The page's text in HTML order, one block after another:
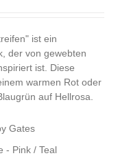
ist ein
der von gewebten
ist. Diese
warmen Rot oder
auf Hellrosa.
Gates
- Pink / Teal